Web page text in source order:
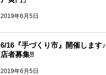
2019年6月5日
6/16『手づくり市』開催します♪
店者募集‼
2019年6月5日